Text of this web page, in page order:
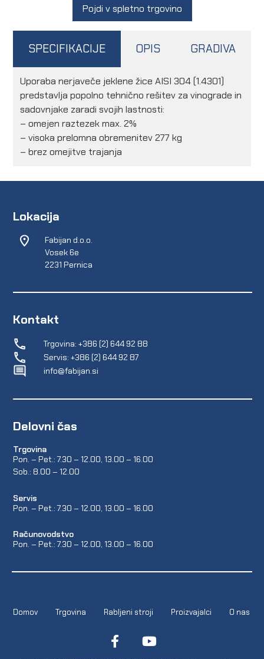
Pojdi v spletno trgovino
SPECIFIKACIJE OPIS GRADIVA
Uporaba nerjaveče jeklene žice AISI 304 (1.4301)
predstavlja popolno tehnično rešitev za vinograde in
sadovnjake zaradi svojih lastnosti:
– omejen raztezek max. 2%
– visoka prelomna obremenitev 277 kg
– brez omejitve trajanja
Lokacija
Fabijan d.o.o.
Vosek 6e
2231 Pernica
Kontakt
Trgovina: +386 (2) 644 92 88
Servis: +386 (2) 644 92 87
info@fabijan.si
Delovni čas
Trgovina
Pon. – Pet.: 7.30 – 12.00, 13.00 – 16.00
Sob.: 8.00 – 12.00
Servis
Pon. – Pet.: 7.30 – 12.00, 13.00 – 16.00
Računovodstvo
Pon. – Pet.: 7.30 – 12.00, 13.00 – 16.00
Domov Trgovina Rabljeni stroji Proizvajalci O nas